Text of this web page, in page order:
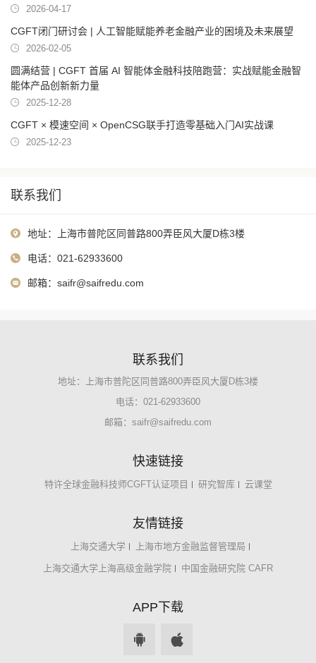
2026-04-17
CGFT闭门研讨会 | 人工智能赋能养老金融产业的困境及未来展望
2026-02-05
圆满结营 | CGFT 首届 AI 智能体金融科技陪跑营：实战赋能金融智
能体产品创新新力量
2025-12-28
CGFT × 模速空间 × OpenCSG联手打造零基础入门AI实战课
2025-12-23
联系我们
地址：上海市普陀区同普路800弄臣风大厦D栋3楼
电话：021-62933600
邮箱： saifr@saifredu.com
联系我们
地址：上海市普陀区同普路800弄臣风大厦D栋3楼
电话：021-62933600
邮箱： saifr@saifredu.com
快速链接
特许全球金融科技师CGFT认证项目 研究智库 云课堂
友情链接
上海交通大学 上海市地方金融监督管理局
上海交通大学上海高级金融学院 中国金融研究院 CAFR
APP下载